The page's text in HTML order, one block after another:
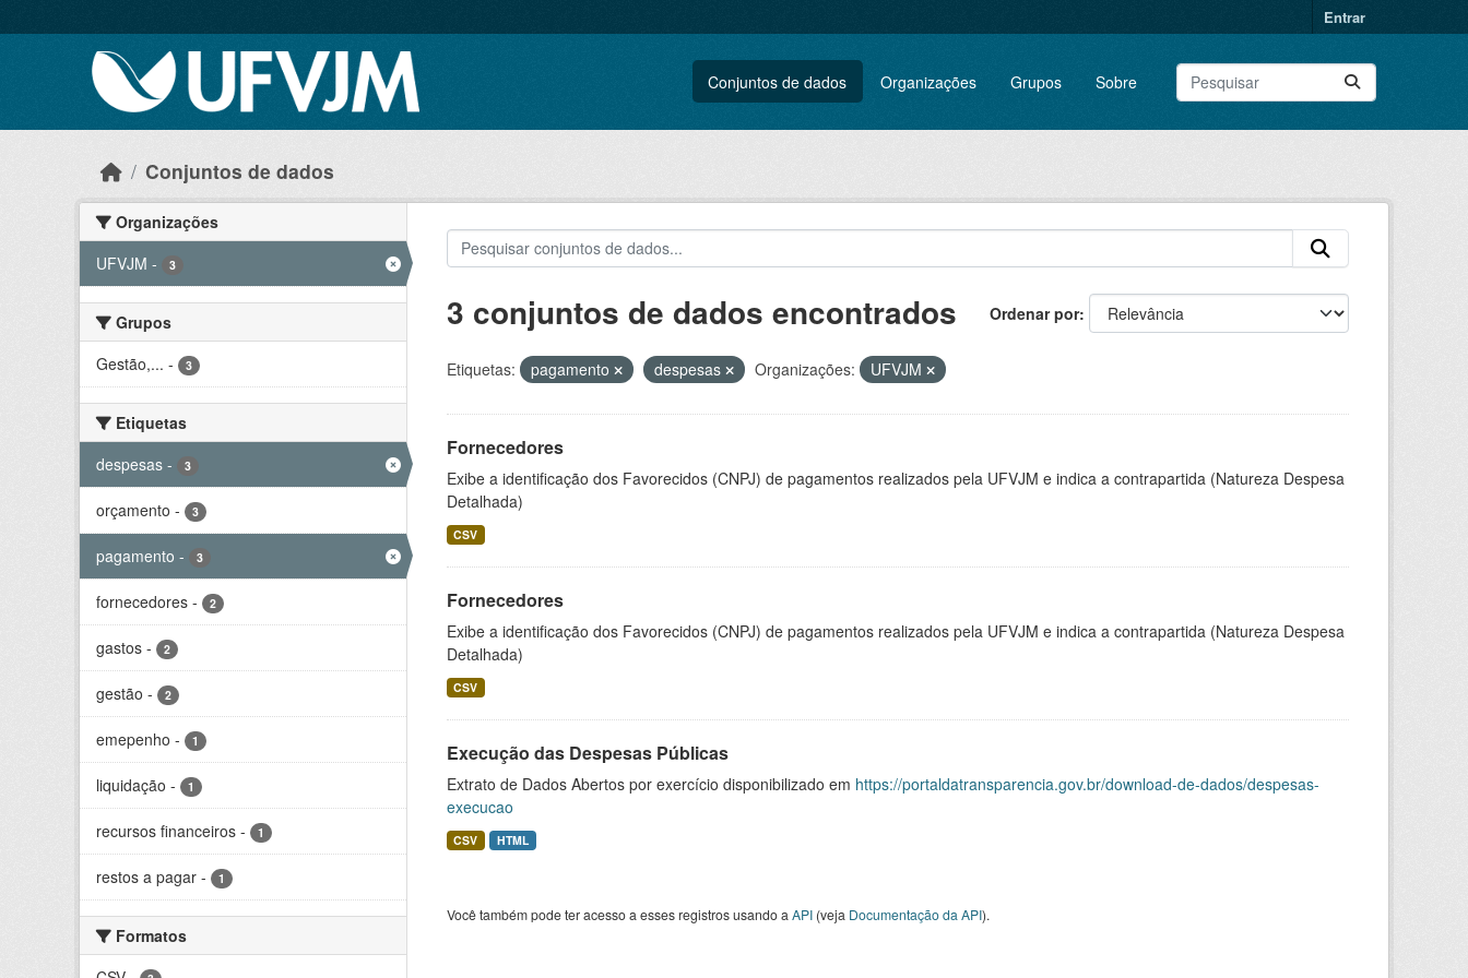
Entrar
Conjuntos de dados Organizações Grupos Sobre
Conjuntos de dados
Organizações
UFVJM - 3
Grupos
Gestão,... - 3
Etiquetas
despesas - 3
orçamento - 3
pagamento - 3
fornecedores - 2
gastos - 2
gestão - 2
emepenho - 1
liquidação - 1
recursos financeiros - 1
restos a pagar - 1
Formatos
Ordenar por
3 conjuntos de dados encontrados
Etiquetas: pagamento despesas Organizações: UFVJM
Fornecedores
Exibe a identificação dos Favorecidos (CNPJ) de pagamentos realizados pela UFVJM e indica a contrapartida (Natureza Despesa
Detalhada)
CSV
Fornecedores
Exibe a identificação dos Favorecidos (CNPJ) de pagamentos realizados pela UFVJM e indica a contrapartida (Natureza Despesa
Detalhada)
CSV
Execução das Despesas Públicas
Extrato de Dados Abertos por exercício disponibilizado em https://portaldatransparencia.gov.br/download-de-dados/despesas-
execucao
CSV HTML
Você também pode ter acesso a esses registros usando a API(veja Documentação da API).